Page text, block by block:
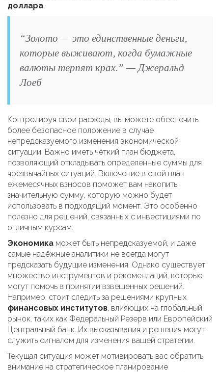
доллара.
“Золото — это единственные деньги,
которые выживают, когда бумажные
валюты терпят крах.” — Джеральд
Лоеб
Контролируя свои расходы, вы можете обеспечить
более безопасное положение в случае
непредсказуемого изменения экономической
ситуации. Важно иметь чёткий план бюджета,
позволяющий откладывать определенные суммы для
чрезвычайных ситуаций. Включение в свой план
ежемесячных взносов поможет вам накопить
значительную сумму, которую можно будет
использовать в подходящий момент. Это особенно
полезно для решений, связанных с инвестициями по
отличным курсам.
Экономика может быть непредсказуемой, и даже
самые надёжные аналитики не всегда могут
предсказать будущие изменения. Однако существует
множество инструментов и рекомендаций, которые
могут помочь в принятии взвешенных решений.
Например, стоит следить за решениями крупных
финансовых институтов, влияющих на глобальный
рынок, таких как Федеральный Резерв или Европейский
Центральный банк. Их высказывания и решения могут
служить сигналом для изменения вашей стратегии.
Текущая ситуация может мотивировать вас обратить
внимание на стратегическое планирование